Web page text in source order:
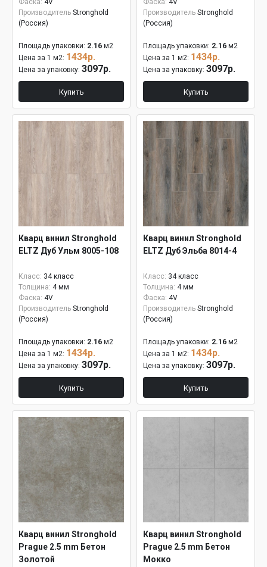
Фаска: 4V
Производитель Stronghold
(Россия)
Площадь упаковки: 2.16 м2
Цена за 1 м2: 1434р.
Цена за упаковку: 3097р.
Купить
Фаска: 4V
Производитель Stronghold
(Россия)
Площадь упаковки: 2.16 м2
Цена за 1 м2: 1434р.
Цена за упаковку: 3097р.
Купить
Кварц винил Stronghold
ELTZ Дуб Ульм 8005-108
Класс: 34 класс
Толщина: 4 мм
Фаска: 4V
Производитель Stronghold
(Россия)
Площадь упаковки: 2.16 м2
Цена за 1 м2: 1434р.
Цена за упаковку: 3097р.
Купить
Кварц винил Stronghold
ELTZ Дуб Эльба 8014-4
Класс: 34 класс
Толщина: 4 мм
Фаска: 4V
Производитель Stronghold
(Россия)
Площадь упаковки: 2.16 м2
Цена за 1 м2: 1434р.
Цена за упаковку: 3097р.
Купить
Кварц винил Stronghold
Prague 2.5 mm Бетон
Золотой
Кварц винил Stronghold
Prague 2.5 mm Бетон
Мокко